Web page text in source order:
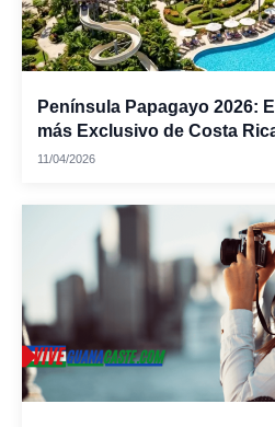
Tamales de
cerdo:
Península Papagayo 2026:
más Exclusivo de Costa
11/04/2026